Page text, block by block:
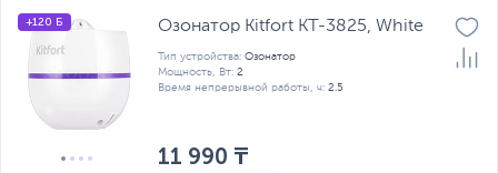
+120 Б Озонатор Kitfort KT-3825, White
Тип устройства: Озонатор
Мощность, Вт: 2
Время непрерывной работы, ч: 2.5
11 990 ₸